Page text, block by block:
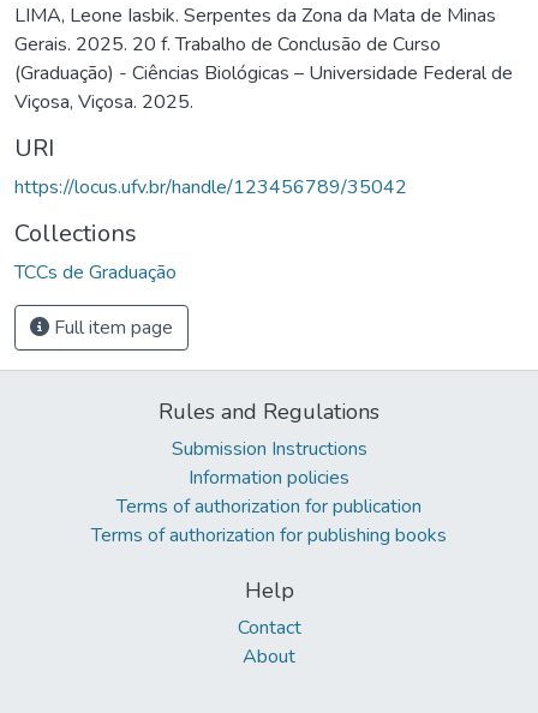
LIMA, Leone Iasbik. Serpentes da Zona da Mata de Minas
Gerais. 2025. 20 f. Trabalho de Conclusão de Curso
(Graduação) - Ciências Biológicas – Universidade Federal de
Viçosa, Viçosa. 2025.
URI
https://locus.ufv.br/handle/123456789/35042
Collections
TCCs de Graduação
Full item page
Rules and Regulations
Submission Instructions
Information policies
Terms of authorization for publication
Terms of authorization for publishing books
Help
Contact
About